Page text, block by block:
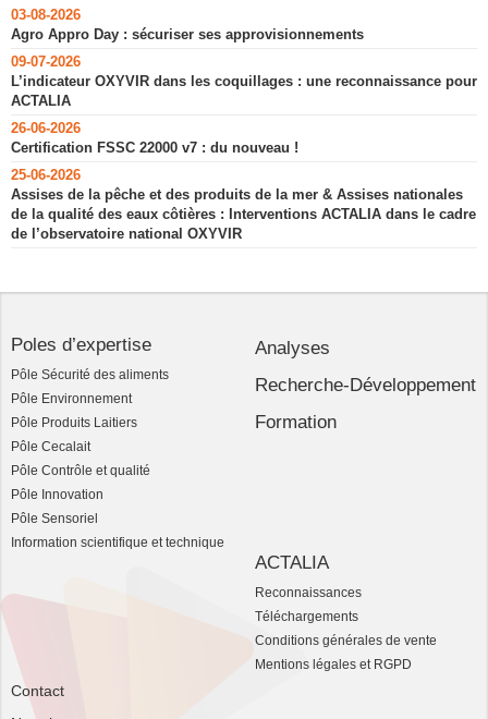
03-08-2026
Agro Appro Day : sécuriser ses approvisionnements
09-07-2026
L’indicateur OXYVIR dans les coquillages : une reconnaissance pour
ACTALIA
26-06-2026
Certification FSSC 22000 v7 : du nouveau !
25-06-2026
Assises de la pêche et des produits de la mer & Assises nationales
de la qualité des eaux côtières : Interventions ACTALIA dans le cadre
de l’observatoire national OXYVIR
Poles d’expertise
Pôle Sécurité des aliments
Pôle Environnement
Pôle Produits Laitiers
Pôle Cecalait
Pôle Contrôle et qualité
Pôle Innovation
Pôle Sensoriel
Information scientifique et technique
Analyses
Recherche-Développement
Formation
ACTALIA
Reconnaissances
Téléchargements
Conditions générales de vente
Mentions légales et RGPD
Contact